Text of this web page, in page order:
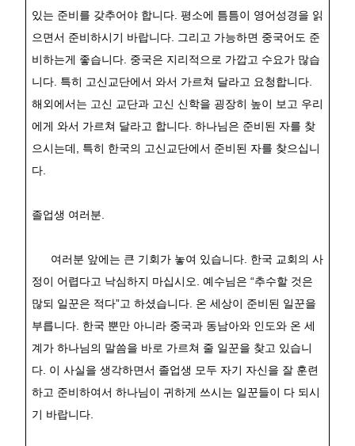
있는 준비를 갖추어야 합니다. 평소에 틈틈이 영어성경을 읽
으면서 준비하시기 바랍니다.
그리고 가능하면 중국어도 준
비하는게 좋습니다. 중국은 지리적으로 가깝고 수요가 많습
니다. 특히 고신교단에서 와서 가르쳐 달라고 요청합니다.
해외에서는 고신 교단과 고신 신학을 굉장히 높이 보고 우리
에게 와서 가르쳐 달라고 합니다. 하나님은 준비된 자를 찾
으시는데
특히 한국의 고신교단에서 준비된 자를 찾으십니
다.
졸업생 여러분
여러분 앞에는 큰 기회가 놓여 있습니다. 한국 교회의 사
정이 어렵다고 낙심하지 마십시오
예수님은 “추수할 것은
많되 일꾼은 적다”고 하셨습니다. 온 세상이 준비된 일꾼을
부릅니다. 한국 뿐만 아니라 중국과 동남아와 인도와 온 세
계가 하나님의 말씀을 바로 가르쳐 줄 일꾼을 찾고 있습니
다. 이 사실을 생각하면서 졸업생 모두 자기 자신을 잘 훈련
하고 준비하여서 하나님이 귀하게 쓰시는 일꾼들이 다 되시
기 바랍니다.